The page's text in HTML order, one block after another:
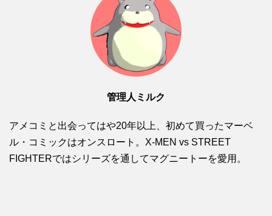
管理人ミルク
アメコミと出会ってはや20年以上、初めて買ったマーベ
ル・コミックはオンスロート。X-MEN vs STREET
FIGHTERではシリーズを通してマグニートーを愛用。